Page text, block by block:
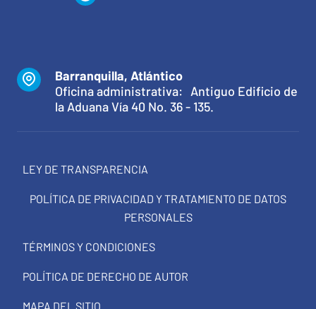
Barranquilla, Atlántico
Oficina administrativa: Antiguo Edificio de
la Aduana Vía 40 No. 36 - 135.
LEY DE TRANSPARENCIA
POLÍTICA DE PRIVACIDAD Y TRATAMIENTO DE DATOS
PERSONALES
TÉRMINOS Y CONDICIONES
POLÍTICA DE DERECHO DE AUTOR
MAPA DEL SITIO